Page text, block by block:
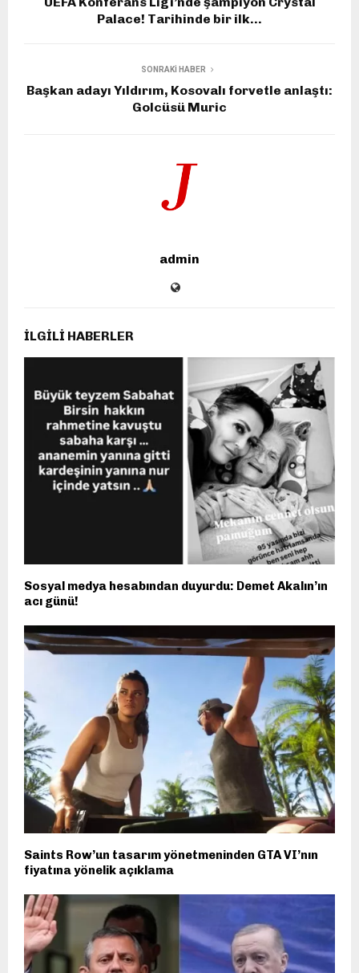
Palace! Tarihinde bir ilk…
SONRAKI HABER
Başkan adayı Yıldırım, Kosovalı forvetle anlaştı:
Golcüsü Muric
admin
İLGILI HABERLER
Sosyal medya hesabından duyurdu: Demet Akalın’ın
acı günü!
Saints Row’un tasarım yönetmeninden GTA VI’nın
fiyatına yönelik açıklama